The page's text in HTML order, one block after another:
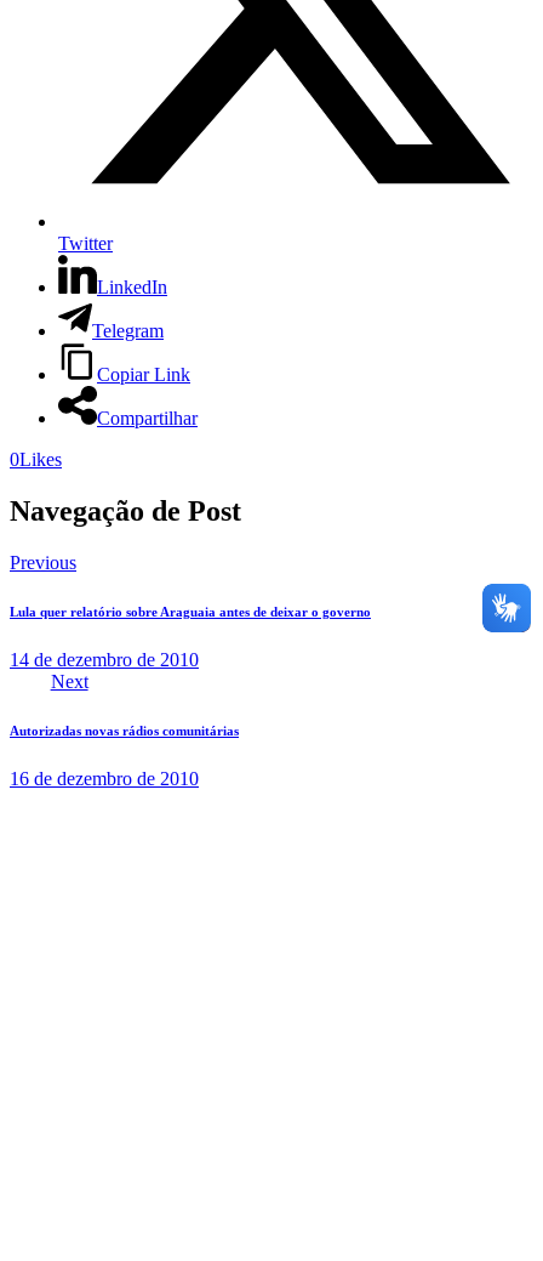
Twitter
LinkedIn
Telegram
Copiar Link
Compartilhar
0Likes
Navegação de Post
Previous
Lula quer relatório sobre Araguaia antes de deixar o governo
14 de dezembro de 2010
Next
Autorizadas novas rádios comunitárias
16 de dezembro de 2010